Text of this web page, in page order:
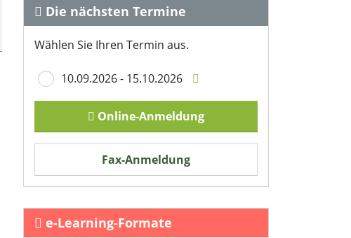
Die nächsten Termine
Wählen Sie Ihren Termin aus.
10.09.2026 - 15.10.2026
Online-Anmeldung
Fax-Anmeldung
e-Learning-Formate